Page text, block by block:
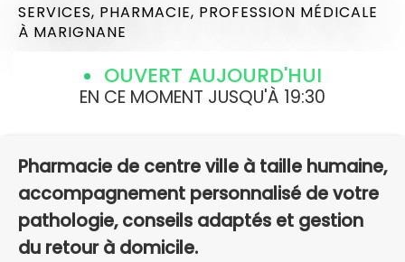
SERVICES, PHARMACIE, PROFESSION MÉDICALE
À MARIGNANE
OUVERT AUJOURD'HUI
EN CE MOMENT JUSQU'À 19:30
Pharmacie de centre ville à taille humaine,
accompagnement personnalisé de votre
pathologie, conseils adaptés et gestion
du retour à domicile.